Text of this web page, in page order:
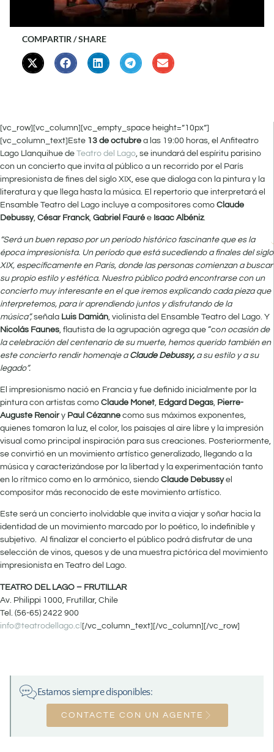
COMPARTIR / SHARE
[vc_row][vc_column][vc_empty_space height=”10px”]
[vc_column_text]Este 13 de octubre a las 19:00 horas, el Anfiteatro
Lago Llanquihue de Teatro del Lago, se inundará del espíritu parisino
con un concierto que invita al público a un recorrido por el París
impresionista de fines del siglo XIX, ese que dialoga con la pintura y la
literatura y que llega hasta la música. El repertorio que interpretará el
Ensamble Teatro del Lago incluye a compositores como Claude
Debussy, César Franck, Gabriel Fauré e Isaac Albéniz.
“Será un buen repaso por un período histórico fascinante que es la
época impresionista. Un período que está sucediendo a finales del siglo
XIX, específicamente en París, donde las personas comienzan a buscar
su propio estilo y estética. Nuestro público podrá encontrarse con un
concierto muy interesante en el que iremos explicando cada pieza que
interpretemos, para ir aprendiendo juntos y disfrutando de la
música”,señala Luis Damián , violinista del Ensamble Teatro del Lago. Y
Nicolás Faunes , flautista de la agrupación agrega que “con ocasión de
la celebración del centenario de su muerte, hemos querido también en
este concierto rendir homenaje a Claude Debussy,a su estilo y a su
legado”.
El impresionismo nació en Francia y fue definido inicialmente por la
pintura con artistas como Claude Monet, Edgard Degas, Pierre-
Auguste Renoiry Paul Cézanne como sus máximos exponentes,
quienes tomaron la luz, el color, los paisajes al aire libre y la impresión
visual como principal inspiración para sus creaciones. Posteriormente,
se convirtió en un movimiento artístico generalizado, llegando a la
música y caracterizándose por la libertad y la experimentación tanto
en lo rítmico como en lo armónico, siendo Claude Debussyel
compositor más reconocido de este movimiento artístico.
Este será un concierto inolvidable que invita a viajar y soñar hacia la
identidad de un movimiento marcado por lo poético, lo indefinible y
subjetivo. Al finalizar el concierto el público podrá disfrutar de una
selección de vinos, quesos y de una muestra pictórica del movimiento
impresionista en Teatro del Lago.
TEATRO DEL LAGO – FRUTILLAR
Av. Philippi 1000, Frutillar, Chile
Tel. (56-65) 2422 900
info@teatrodellago.cl [/vc_column_text][/vc_column][/vc_row]
Estamos siempre disponibles:
CONTACTE CON UN AGENTE